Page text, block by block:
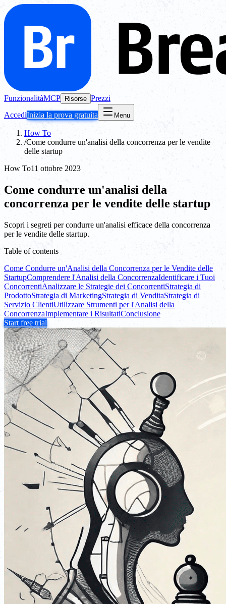
FunzionalitàMCP Risorse Prezzi
AccediInizia la prova gratuita Menu
How To
/Come condurre un'analisi della concorrenza per le vendite
delle startup
How To11 ottobre 2023
Come condurre un'analisi della
concorrenza per le vendite delle startup
Scopri i segreti per condurre un'analisi efficace della concorrenza
per le vendite delle startup.
Table of contents
Come Condurre un'Analisi della Concorrenza per le Vendite delle
StartupComprendere l'Analisi della ConcorrenzaIdentificare i Tuoi
ConcorrentiAnalizzare le Strategie dei ConcorrentiStrategia di
ProdottoStrategia di MarketingStrategia di VenditaStrategia di
Servizio ClientiUtilizzare Strumenti per l'Analisi della
ConcorrenzaImplementare i RisultatiConclusione
Start free trial